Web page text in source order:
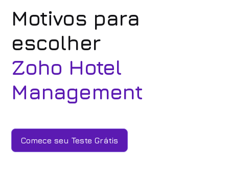
Motivos para
escolher
Zoho Hotel
Management
Comece seu Teste Grátis